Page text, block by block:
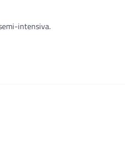
intensiva.